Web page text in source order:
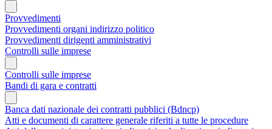
Provvedimenti
Provvedimenti organi indirizzo politico
Provvedimenti dirigenti amministrativi
Controlli sulle imprese
Controlli sulle imprese
Bandi di gara e contratti
Banca dati nazionale dei contratti pubblici (Bdncp)
Atti e documenti di carattere generale riferiti a tutte le procedure